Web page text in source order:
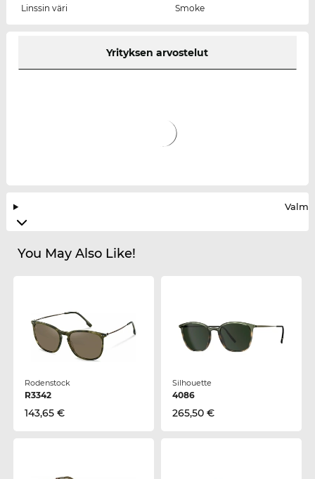
Linssin väri
Smoke
Yrityksen arvostelut
You May Also Like!
Rodenstock
R3342
143,65 €
Silhouette
4086
265,50 €